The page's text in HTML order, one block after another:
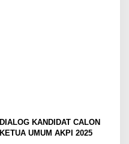
DIALOG KANDIDAT CALON
KETUA UMUM AKPI 2025